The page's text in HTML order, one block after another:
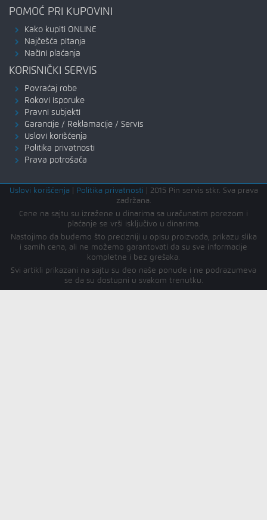
POMOĆ PRI KUPOVINI
Kako kupiti ONLINE
Najčešća pitanja
Načini plaćanja
KORISNIČKI SERVIS
Povraćaj robe
Rokovi isporuke
Pravni subjekti
Garancije / Reklamacije / Servis
Uslovi korišćenja
Politika privatnosti
Prava potrošača
Uslovi korišćenja| Politika privatnosti
2015 Pin servis stkr. Sva prava
zadržana.
Cene na sajtu su izražene u dinarima sa uračunatim porezom i
plaćanje se vrši isključivo u dinarima.
Nastojimo da budemo što precizniji u opisu proizvoda, prikazu slika
i samih cena, ali ne možemo garantovati da su sve informacije
kompletne i bez grešaka.
Svi artikli prikazani na sajtu su deo naše ponude i ne podrazumeva
se da su dostupni u svakom trenutku.